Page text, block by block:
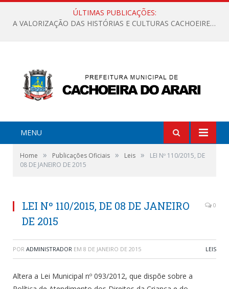
ÚLTIMAS PUBLICAÇÕES:
A VALORIZAÇÃO DAS HISTÓRIAS E CULTURAS CACHOEIRENSES
MENU
Home » Publicações Oficiais » Leis »
LEI Nº 110/2015, DE
08 DE JANEIRO DE 2015
LEI Nº 110/2015, DE 08 DE JANEIRO
DE 2015
0
POR ADMINISTRADOR EM 8 DE JANEIRO DE 2015 LEIS
Altera a Lei Municipal nº 093/2012, que dispõe sobre a